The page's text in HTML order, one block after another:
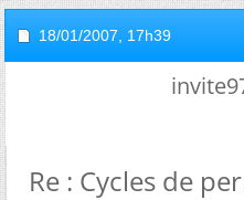
18/01/2007, 17h39
Re : Cycles de